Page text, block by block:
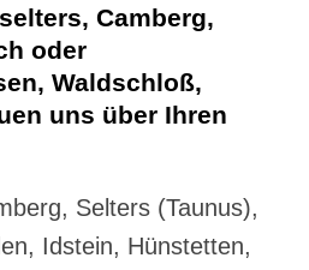
Camberg,
oder
Waldschloß,
uns über Ihren
Selters (Taunus),
Idstein, Hünstetten,